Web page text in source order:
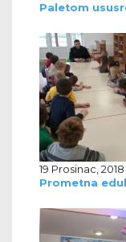
Paletom
19 Prosinac, 2018
Prometna